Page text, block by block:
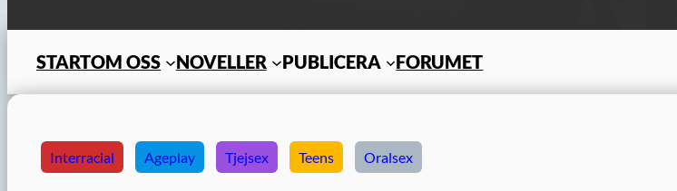
STARTOM OSS NOVELLER PUBLICERA FORUMET
Interracial Ageplay Tjejsex Teens Oralsex